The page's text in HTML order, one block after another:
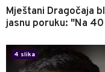
Mještani Dragočaja
jasnu poruku: "Na
4 slika